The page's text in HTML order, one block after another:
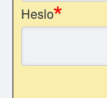
Heslo